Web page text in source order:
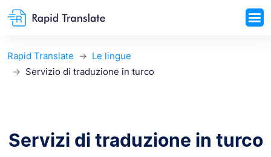
Rapid Translate
Le lingue
Servizio di traduzione in turco
Servizi di traduzione in turco